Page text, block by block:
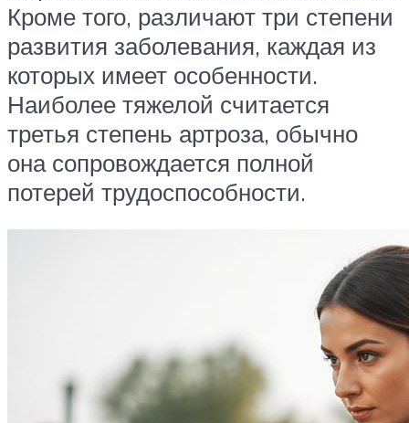
Кроме того, различают три степени
развития заболевания, каждая из
которых имеет особенности.
Наиболее тяжелой считается
третья степень артроза, обычно
она сопровождается полной
потерей трудоспособности.